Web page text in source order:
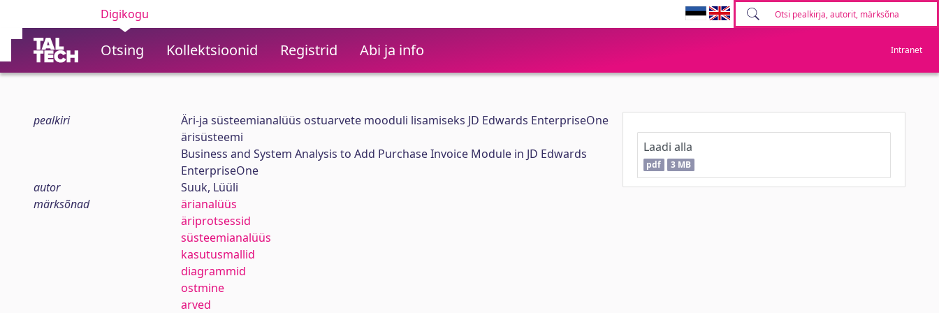
Digikogu
Otsing Kollektsioonid Registrid Abi ja info Intranet
pealkiri
Äri-ja süsteemianalüüs ostuarvete mooduli lisamiseks JD Edwards EnterpriseOne
ärisüsteemi
Business and System Analysis to Add Purchase Invoice Module in JD Edwards
EnterpriseOne
autor
Suuk, Lüüli
märksõnad
ärianalüüs
äriprotsessid
süsteemianalüüs
kasutusmallid
diagrammid
ostmine
arved
Laadi alla
pdf 3 MB